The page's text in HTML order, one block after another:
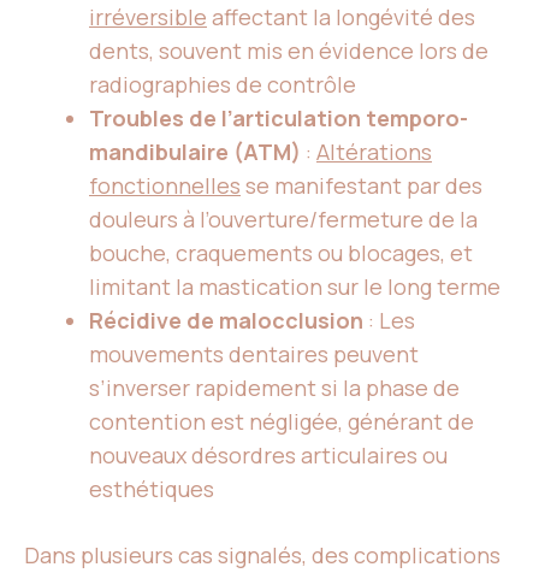
irréversible affectant la longévité des
dents, souvent mis en évidence lors de
radiographies de contrôle
Troubles de l’articulation temporo-
mandibulaire (ATM) : Altérations
fonctionnelles se manifestant par des
douleurs à l’ouverture/fermeture de la
bouche, craquements ou blocages, et
limitant la mastication sur le long terme
Récidive de malocclusion : Les
mouvements dentaires peuvent
s’inverser rapidement si la phase de
contention est négligée, générant de
nouveaux désordres articulaires ou
esthétiques
Dans plusieurs cas signalés, des complications